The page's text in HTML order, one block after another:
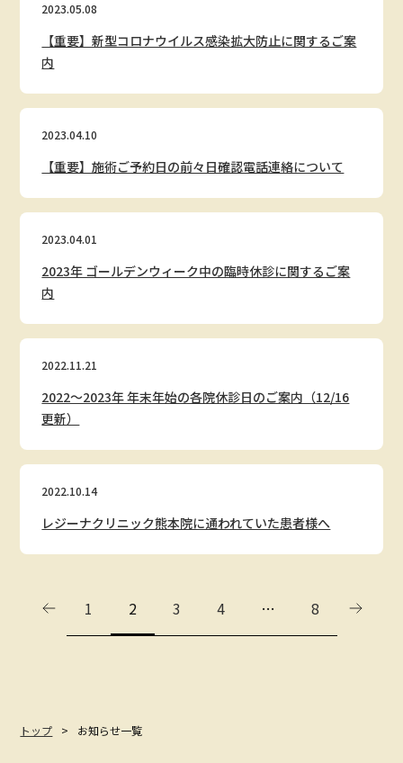
2023.05.08
【重要】新型コロナウイルス感染拡大防止に関するご案
内
2023.04.10
【重要】施術ご予約日の前々日確認電話連絡について
2023.04.01
2023年 ゴールデンウィーク中の臨時休診に関するご案
内
2022.11.21
2022〜2023年 年末年始の各院休診日のご案内（12/16
更新）
2022.10.14
レジーナクリニック熊本院に通われていた患者様へ
1 2 3 4 … 8
トップ お知らせ一覧